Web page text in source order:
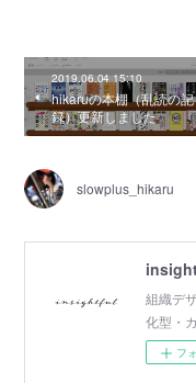
2019.06.04 15:10
hikaruの本棚（乱読の記
録）更新しました
slowplus_hikaru
組織デ
化型・
フ